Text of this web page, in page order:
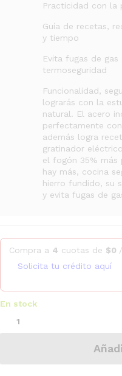
Practicidad con la
Guía de recetas,
y tiempo
Evita fugas de
termoseguridad
Funcionalidad,
lograrás con la
natural. El acero
perfectamente
además logra
gratinador
el fogón 35% más
hay más, cocina
hierro fundido, su
y evita fugas de
Compra a 4 cuotas de $0
Solicita tu crédito aquí
En stock